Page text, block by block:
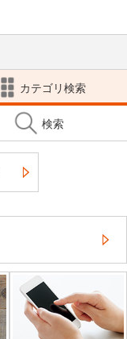
カテゴリ検索
検索